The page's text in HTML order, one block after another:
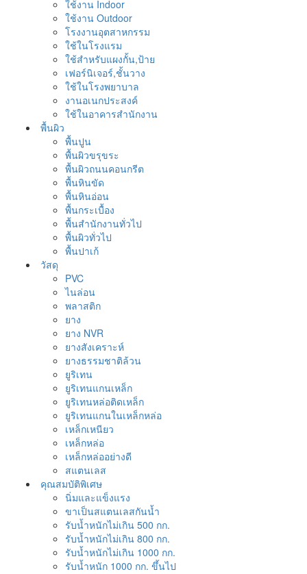
ใช้งาน Indoor
ใช้งาน Outdoor
โรงงานอุตสาหกรรม
ใช้ในโรงแรม
ใช้สำหรับแผงกั้น,ป้าย
เฟอร์นิเจอร์,ชั้นวาง
ใช้ในโรงพยาบาล
งานอเนกประสงค์
ใช้ในอาคารสำนักงาน
พื้นผิว
พื้นปูน
พื้นผิวขรุขระ
พื้นผิวถนนคอนกรีต
พื้นหินขัด
พื้นหินอ่อน
พื้นกระเบื้อง
พื้นสำนักงานทั่วไป
พื้นผิวทั่วไป
พื้นปาเก้
วัสดุ
PVC
ไนล่อน
พลาสติก
ยาง
ยาง NVR
ยางสังเคราะห์
ยางธรรมชาติล้วน
ยูริเทน
ยูริเทนแกนเหล็ก
ยูริเทนหล่อติดเหล็ก
ยูริเทนแกนในเหล็กหล่อ
เหล็กเหนียว
เหล็กหล่อ
เหล็กหล่ออย่างดี
สแตนเลส
คุณสมบัติพิเศษ
นิ่มและแข็งแรง
ขาเป็นสแตนเลสกันน้ำ
รับน้ำหนักไม่เกิน 500 กก.
รับน้ำหนักไม่เกิน 800 กก.
รับน้ำหนักไม่เกิน 1000 กก.
รับน้ำหนัก 1000 กก. ขึ้นไป